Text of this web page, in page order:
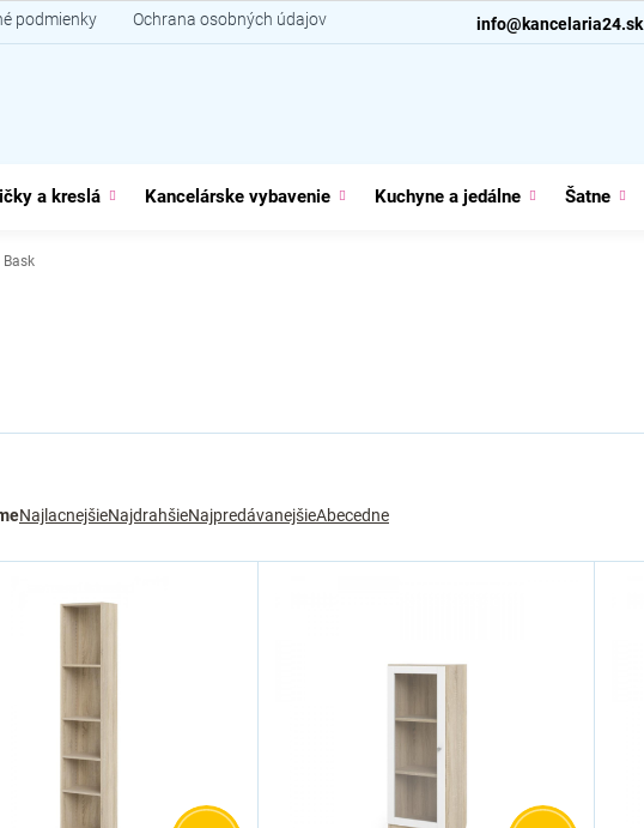
info@kancelaria24.sk
podmienky Ochrana osobných údajov
a kreslá Kancelárske vybavenie Kuchyne a jedálne Šatne
Bask
NajlacnejšieNajdrahšieNajpredávanejšieAbecedne